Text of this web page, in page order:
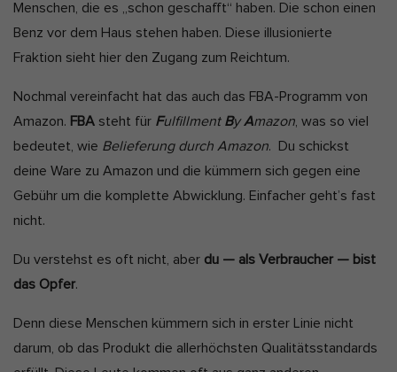
Menschen, die es „schon geschafft“ haben. Die schon einen
Benz vor dem Haus stehen haben. Diese illusionierte
Fraktion sieht hier den Zugang zum Reichtum.
Nochmal vereinfacht hat das auch das FBA-Programm von
Amazon. FBA steht für Fulfillment ByAmazon, was so viel
bedeutet, wie Belieferung durch Amazon. Du schickst
deine Ware zu Amazon und die kümmern sich gegen eine
Gebühr um die komplette Abwicklung. Einfacher geht’s fast
nicht.
Du verstehst es oft nicht, aber du — als Verbraucher — bist
das Opfer.
Denn diese Menschen kümmern sich in erster Linie nicht
darum, ob das Produkt die allerhöchsten Qualitätsstandards